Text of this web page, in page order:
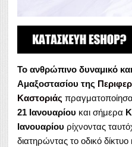
Το ανθρώπινο δυναμικό
Αμαξοστασίου της
Καστοριάς
21 Ιανουαρίου και σήμερα
Ιανουαρίου ρίχνοντας
διατηρώντας το οδικό